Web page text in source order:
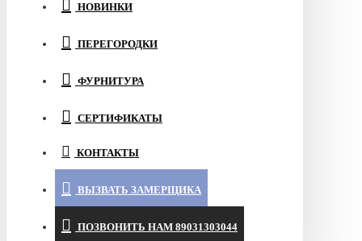
НОВИНКИ
ПЕРЕГОРОДКИ
ФУРНИТУРА
СЕРТИФИКАТЫ
КОНТАКТЫ
ВЫЗВАТЬ ЗАМЕРЩИКА
ПОЗВОНИТЬ НАМ 89031303044